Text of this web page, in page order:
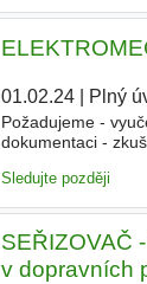
01.02.24| Plný
Požadujeme -
dokumentaci -
Sledujte později
SEŘIZOVAČ
v dopravních